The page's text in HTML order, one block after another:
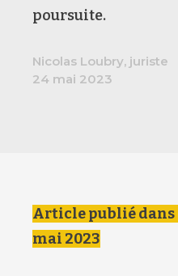
poursuite.
Nicolas Loubry, juriste
24 mai 2023
Article publié dans
mai 2023